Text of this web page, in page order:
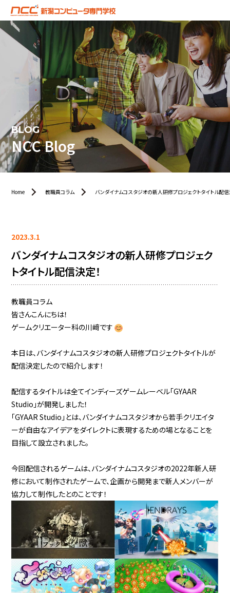
BLOG
NCC Blog
Home 教職員コラム バンダイナムコスタジオの新人研修プロジェクトタイトル配信
2023.3.1
バンダイナムコスタジオの新人研修プロジェク
トタイトル配信決定！
教職員コラム
皆さんこんにちは！
ゲームクリエーター科の川﨑です
本日は、バンダイナムコスタジオの新人研修プロジェクトタイトルが
配信決定したので紹介します！
配信するタイトルは全てインディーズゲームレーベル「GYAAR
Studio」が開発しました！
「GYAAR Studio」とは、バンダイナムコスタジオから若手クリエイタ
ーが自由なアイデアをダイレクトに表現するための場となることを
目指して設立されました。
今回配信されるゲームは、バンダイナムコスタジオの2022年新人研
修において制作されたゲームで、企画から開発まで新人メンバーが
協力して制作したとのことです！